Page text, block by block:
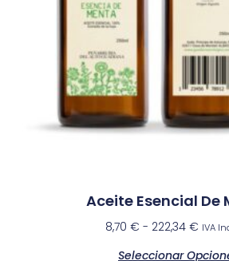
Aceite Esencial De
8,70 € - 222,34 € IVA
Seleccionar